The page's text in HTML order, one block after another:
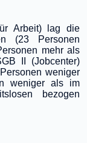
Arbeit) lag die
(23 Personen
mehr als
II (Jobcenter)
weniger
weniger als im
bezogen